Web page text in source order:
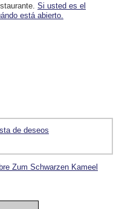
Si usted es el
está abierto.
de deseos
Zum Schwarzen Kameel